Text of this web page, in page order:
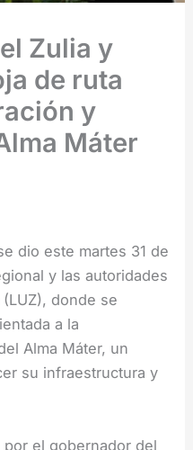
Zulia y
de ruta
y
Máter
dio este martes 31 de
y las autoridades
donde se
a la
Alma Máter, un
su infraestructura y
el gobernador del